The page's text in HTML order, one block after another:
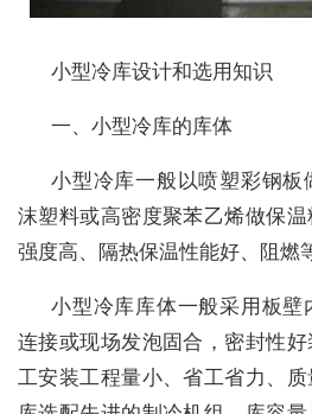
小型冷库设计和选用知识
一、小型冷库的库体
小型冷库一般以喷塑彩钢
沫塑料或高密度聚苯乙烯做保温
强度高、隔热保温性能好、阻燃
小型冷库库体一般采用板
连接或现场发泡固合，密封性
工安装工程量小、省工省力、